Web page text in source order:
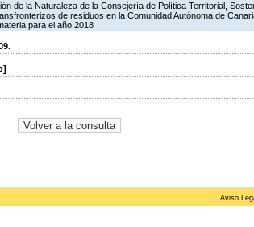
de la Naturaleza de la Consejería de Política Territorial,
de residuos en la Comunidad Autónoma de
para el año 2018
Aviso